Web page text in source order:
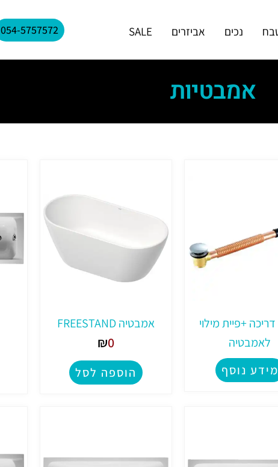
נכים אביזרים SALE
054-5757572
אמבטיות
+פיית מילוי
לאמבטיה
מידע נוסף
אמבטיה FREESTAND
₪0
הוספה לסל